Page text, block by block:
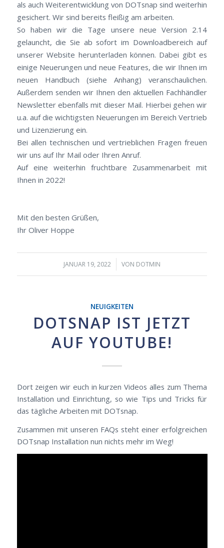
als auch Weiterentwicklung von DOTsnap sind weiterhin
gesichert. Wir sind bereits fleißig am arbeiten.
So haben wir die Tage unsere neue Version 2.14
gelauncht, die Sie ab sofort im Downloadbereich auf
unserer Website herunterladen können. Dabei gibt es
einige Neuerungen und neue Features, die wir Ihnen im
neuen Handbuch (siehe Anhang) veranschaulichen.
Außerdem senden wir Ihnen den aktuellen Fachhändler
Newsletter ebenfalls mit dieser Mail. Hierbei gehen wir
u.a. auf die wichtigsten Neuerungen im Bereich Vertrieb
und Lizenzierung ein.
Bei allen technischen und vertrieblichen Fragen freuen
wir uns auf Ihr Mail oder Ihren Anruf.
Auf eine weiterhin fruchtbare Zusammenarbeit mit
Ihnen in 2022!
Mit den besten Grüßen,
Ihr Oliver Hoppe
JANUAR 19, 2022
/ VON DOTMIN
NEUIGKEITEN
DOTSNAP IST JETZT
AUF YOUTUBE!
Dort zeigen wir euch in kurzen Videos alles zum Thema
Installation und Einrichtung, so wie Tips und Tricks für
das tägliche Arbeiten mit DOTsnap.
Zusammen mit unseren FAQs steht einer erfolgreichen
DOTsnap Installation nun nichts mehr im Weg!